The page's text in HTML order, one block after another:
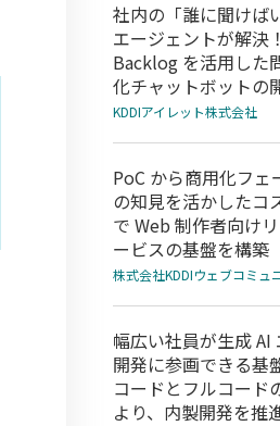
社内の「誰に聞けば
エージェントが解決
Backlog を活用した
化チャットボットの
KDDIアイレット株式会社
PoC から商用化フェ
の知見を活かしたコ
で Web 制作者向け
ービスの基盤を構築
株式会社KDDIウェブコミュ
幅広い社員が生成 AI
開発に参画できる基
コードとフルコード
より、内製開発を推